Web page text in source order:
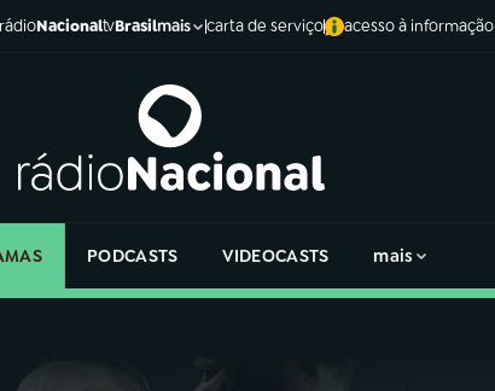
NacionaltvBrasilmais carta de serviço acesso à informação
PODCASTS VIDEOCASTS mais